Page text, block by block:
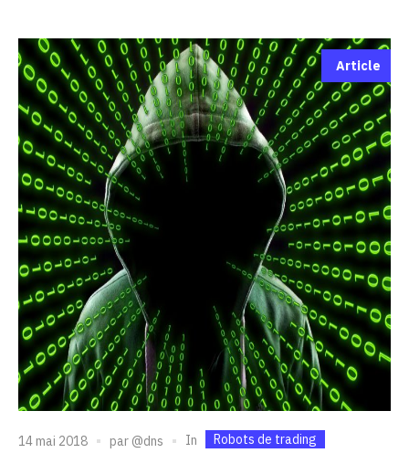
Article
14 mai 2018 par @dns In Robots de trading